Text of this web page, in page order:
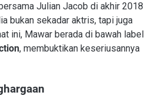
bersama Julian Jacob di akhir 2018
bukan sekadar aktris, tapi juga
ini, Mawar berada di bawah label
, membuktikan keseriusannya